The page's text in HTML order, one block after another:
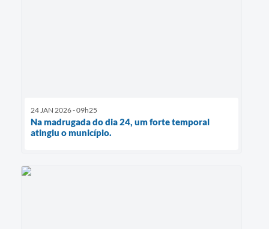
24 JAN 2026 - 09h25
Na madrugada do dia 24, um forte temporal
atingiu o município.